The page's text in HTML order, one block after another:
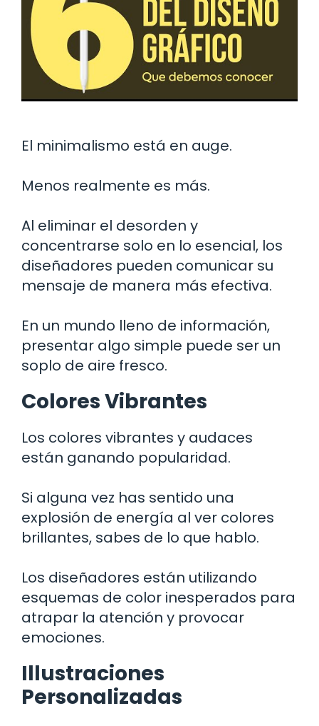
El minimalismo está en auge.
Menos realmente es más.
Al eliminar el desorden y
concentrarse solo en lo esencial, los
diseñadores pueden comunicar su
mensaje de manera más efectiva.
En un mundo lleno de información,
presentar algo simple puede ser un
soplo de aire fresco.
Colores Vibrantes
Los colores vibrantes y audaces
están ganando popularidad.
Si alguna vez has sentido una
explosión de energía al ver colores
brillantes, sabes de lo que hablo.
Los diseñadores están utilizando
esquemas de color inesperados para
atrapar la atención y provocar
emociones.
Illustraciones
Personalizadas